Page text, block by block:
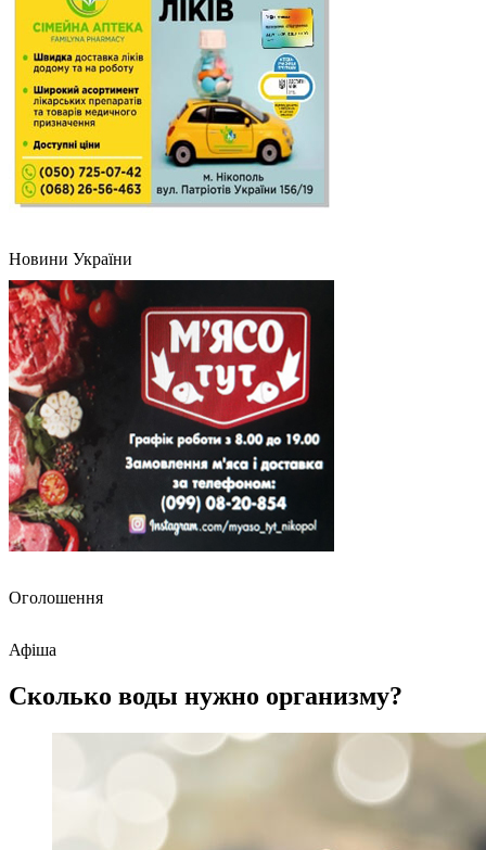
Новини України
Оголошення
Афіша
Сколько воды нужно организму?